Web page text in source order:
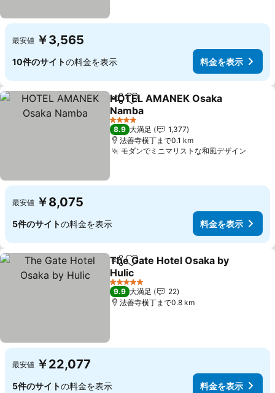
最安値 ￥3,565
10件のサイトの料金を表示 料金を表示
シェアお気に入りに追加
HOTEL AMANEK Osaka
Namba
料金を表示
4 ホテルのランク
8.9 大満足
1,377
法善寺横丁まで0.1 km
モダンでミニマリストな和風デザイン
最安値 ￥8,075
5件のサイトの料金を表示 料金を表示
シェアお気に入りに追加
The Gate Hotel Osaka by
Hulic
料金を表示
5 ホテルのランク
9.9 大満足
22
法善寺横丁まで0.8 km
最安値 ￥22,077
5件のサイトの料金を表示 料金を表示